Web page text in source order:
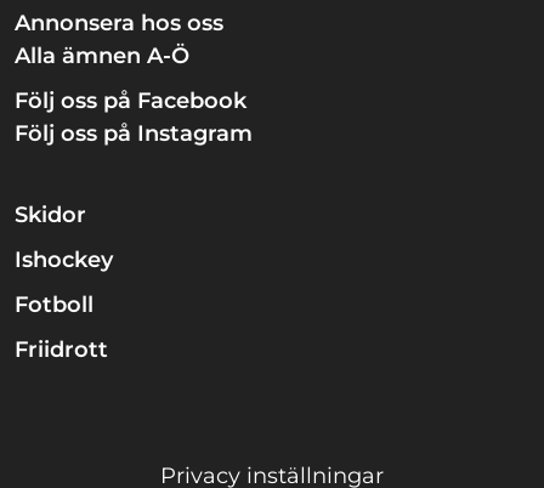
Annonsera hos oss
Alla ämnen A-Ö
Följ oss på Facebook
Följ oss på Instagram
Skidor
Ishockey
Fotboll
Friidrott
Privacy inställningar